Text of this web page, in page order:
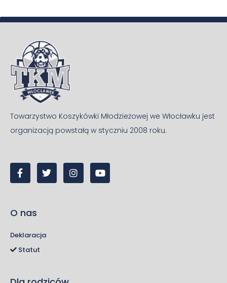
Towarzystwo Koszykówki Młodzieżowej we Włocławku jest
organizacją powstałą w styczniu 2008 roku.
O nas
Deklaracja
Statut